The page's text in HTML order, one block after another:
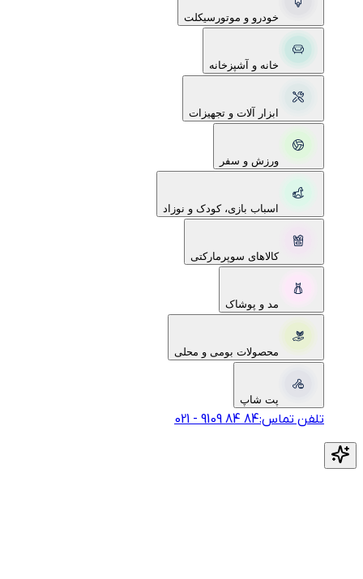
خودرو و موتورسیکلت
خانه و آشپزخانه
ابزار آلات و تجهیزات
ورزش و سفر
اسباب بازی، کودک و نوزاد
کالاهای سوپرمارکتی
مد و پوشاک
محصولات بومی و محلی
پت شاپ
تلفن تماس: 021-‎9109‎ ‎84‎ ‎84‎